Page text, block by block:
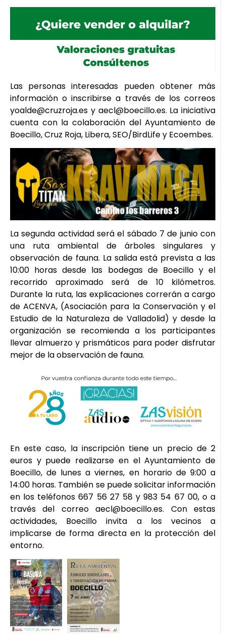
Las personas interesadas pueden obtener más
información o inscribirse a través de los correos
yoalde@cruzroja.es y aecl@boecillo.es. La iniciativa
cuenta con la colaboración del Ayuntamiento de
Boecillo, Cruz Roja, Libera, SEO/BirdLife y Ecoembes.
La segunda actividad será el sábado 7 de junio con
una ruta ambiental de árboles singulares y
observación de fauna. La salida está prevista a las
10:00 horas desde las bodegas de Boecillo y el
recorrido aproximado será de 10 kilómetros.
Durante la ruta, las explicaciones correrán a cargo
de ACENVA, (Asociación para la Conservación y el
Estudio de la Naturaleza de Valladolid) y desde la
organización se recomienda a los participantes
llevar almuerzo y prismáticos para poder disfrutar
mejor de la observación de fauna.
En este caso, la inscripción tiene un precio de 2
euros y puede realizarse en el Ayuntamiento de
Boecillo, de lunes a viernes, en horario de 9:00 a
14:00 horas. También se puede solicitar información
en los teléfonos 667 56 27 58 y 983 54 67 00, o a
través del correo aecl@boecillo.es. Con estas
actividades, Boecillo invita a los vecinos a
implicarse de forma directa en la protección del
entorno.